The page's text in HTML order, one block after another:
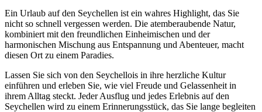
Ein Urlaub auf den Seychellen ist ein wahres Highlight, das Sie
nicht so schnell vergessen werden. Die atemberaubende Natur,
kombiniert mit den freundlichen Einheimischen und der
harmonischen Mischung aus Entspannung und Abenteuer, macht
diesen Ort zu einem Paradies.
Lassen Sie sich von den Seychellois in ihre herzliche Kultur
einführen und erleben Sie, wie viel Freude und Gelassenheit in
ihrem Alltag steckt. Jeder Ausflug und jedes Erlebnis auf den
Seychellen wird zu einem Erinnerungsstück, das Sie lange begleiten